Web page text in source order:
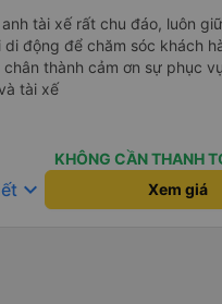
rất chu đáo, luôn giữ liên lạc qua
di động để chăm sóc khách
thành cảm ơn sự phục
tài xế
KHÔNG CẦN THANH
keyboard_arrow_down Xem giá